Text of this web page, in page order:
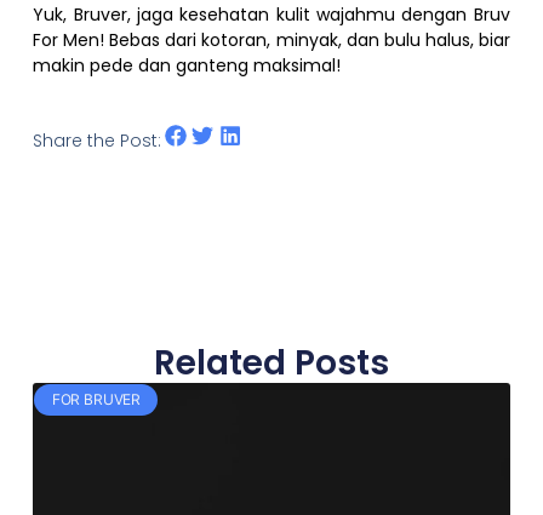
Yuk, Bruver, jaga kesehatan kulit wajahmu dengan Bruv
For Men! Bebas dari kotoran, minyak, dan bulu halus, biar
makin pede dan ganteng maksimal!
Share the Post:
Related Posts
FOR BRUVER